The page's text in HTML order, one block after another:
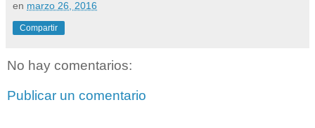
en marzo 26, 2016
Compartir
No hay comentarios:
Publicar un comentario